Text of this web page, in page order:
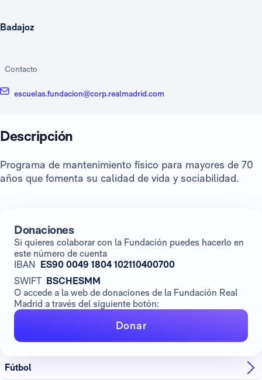
Badajoz
Contacto
escuelas.fundacion@corp.realmadrid.com
Descripción
Programa de mantenimiento físico para mayores de 70
años que fomenta su calidad de vida y sociabilidad.
Donaciones
Si quieres colaborar con la Fundación puedes hacerlo en
este número de cuenta
IBAN ES90 0049 1804 102110400700
SWIFT BSCHESMM
O accede a la web de donaciones de la Fundación Real
Madrid a través del siguiente botón:
Donar
Fútbol